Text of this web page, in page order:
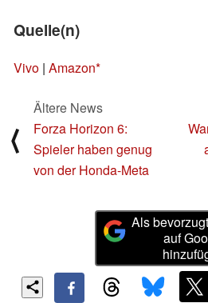
Quelle(n)
Vivo | Amazon
⟨
Ältere News
Forza Horizon 6:
Spieler haben genug
von der Honda-Meta
Als
auf